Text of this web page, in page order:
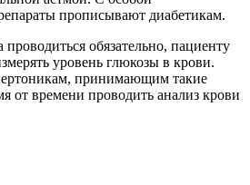
прописывают диабетикам.
обязательно, пациенту
уровень глюкозы в крови.
принимающим такие
от времени проводить анализ крови